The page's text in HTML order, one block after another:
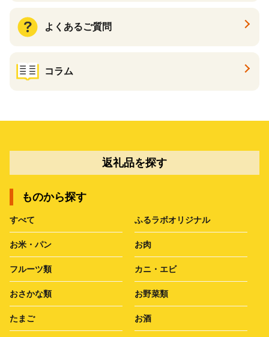
よくあるご質問
コラム
返礼品を探す
ものから探す
すべて ふるラボオリジナル
お米・パン お肉
フルーツ類 カニ・エビ
おさかな類 お野菜類
たまご お酒